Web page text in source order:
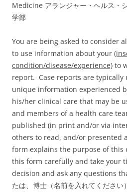
Medicine アランジャー・ヘルス・
学部
You are being asked to consider
to use information about your
condition/disease/experience) to
report. Case reports are typically
unique information experienced
his/her clinical care that may be
and members of a health care
published (in print and/or via
others to read, and/or presented
form explains the purpose of this
this form carefully and take your
decision and ask any questions
たは、博士（名前を入れてくださ